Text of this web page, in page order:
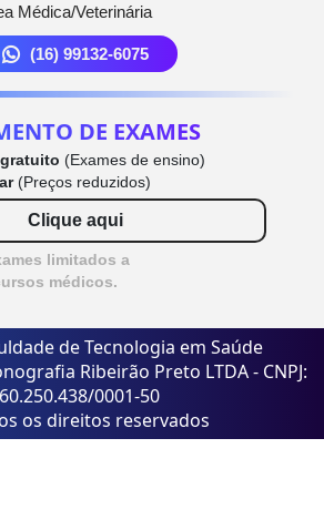
Médica/Veterinária
(16) 99132-6075
DE EXAMES
(Exames de ensino)
(Preços reduzidos)
Clique aqui
limitados a
médicos.
de Tecnologia em Saúde
Ribeirão Preto LTDA - CNPJ:
60.250.438/0001-50
os direitos reservados